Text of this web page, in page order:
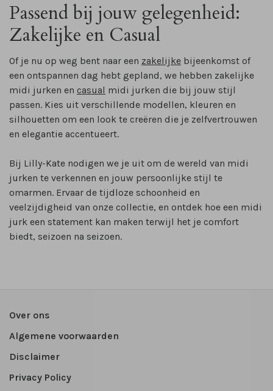
Passend bij jouw gelegenheid:
Zakelijke en Casual
Of je nu op weg bent naar een zakelijke bijeenkomst of
een ontspannen dag hebt gepland, we hebben zakelijke
midi jurken en casual midi jurken die bij jouw stijl
passen. Kies uit verschillende modellen, kleuren en
silhouetten om een look te creëren die je zelfvertrouwen
en elegantie accentueert.
Bij Lilly-Kate nodigen we je uit om de wereld van midi
jurken te verkennen en jouw persoonlijke stijl te
omarmen. Ervaar de tijdloze schoonheid en
veelzijdigheid van onze collectie, en ontdek hoe een midi
jurk een statement kan maken terwijl het je comfort
biedt, seizoen na seizoen.
Over ons
Algemene voorwaarden
Disclaimer
Privacy Policy